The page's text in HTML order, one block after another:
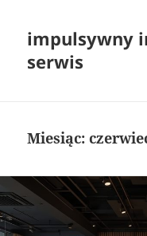
impulsywny
serwis
Miesiąc: